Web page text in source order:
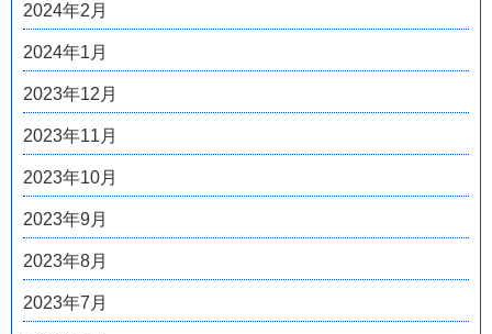
2024年2月
2024年1月
2023年12月
2023年11月
2023年10月
2023年9月
2023年8月
2023年7月